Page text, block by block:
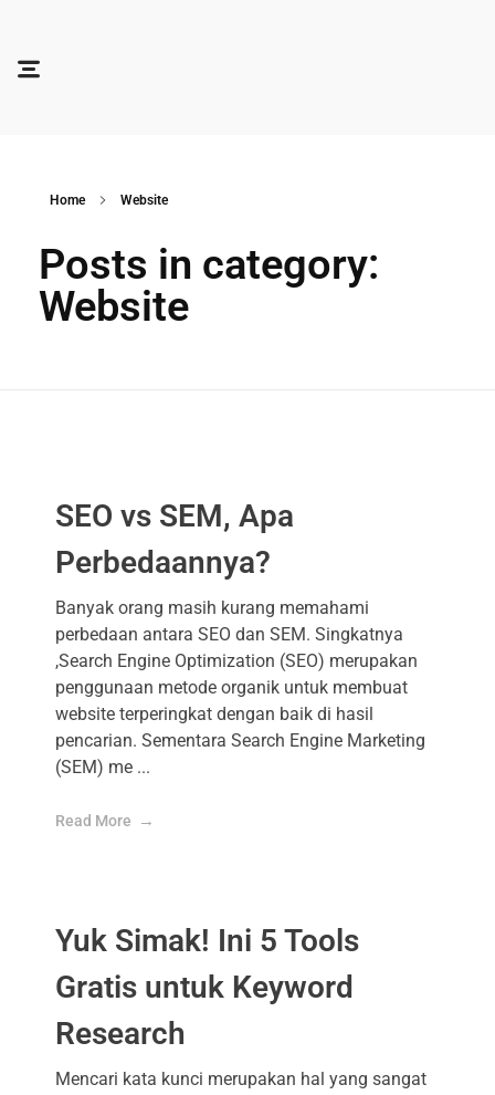
Home Website
Posts in category:
Website
SEO vs SEM, Apa
Perbedaannya?
Banyak orang masih kurang memahami
perbedaan antara SEO dan SEM. Singkatnya
,Search Engine Optimization (SEO) merupakan
penggunaan metode organik untuk membuat
website terperingkat dengan baik di hasil
pencarian. Sementara Search Engine Marketing
(SEM) me ...
Read More
Yuk Simak! Ini 5 Tools
Gratis untuk Keyword
Research
Mencari kata kunci merupakan hal yang sangat